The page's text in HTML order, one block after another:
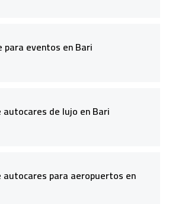
para eventos en Bari
de lujo en Bari
para aeropuertos en